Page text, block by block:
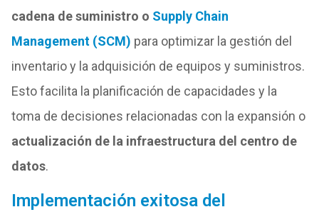
cadena de suministro o Supply Chain
Management (SCM) para optimizar la gestión del
inventario y la adquisición de equipos y suministros.
Esto facilita la planificación de capacidades y la
toma de decisiones relacionadas con la expansión o
actualización de la infraestructura del centro de
datos.
Implementación exitosa del